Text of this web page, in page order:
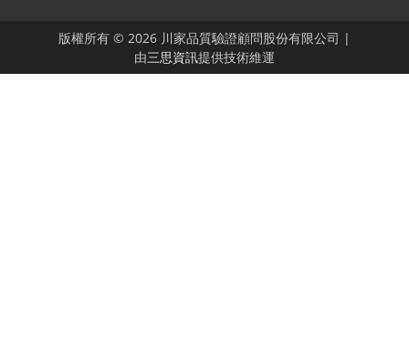
版權所有 © 2026 川家品質驗證顧問股份有限公司 |
由三思資訊提供技術維運